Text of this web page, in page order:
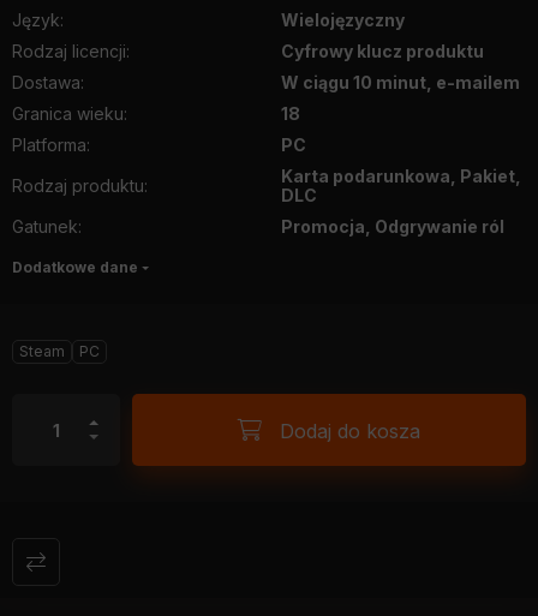
Język:
Wielojęzyczny
Rodzaj licencji:
Cyfrowy klucz produktu
Dostawa:
W ciągu 10 minut, e-mailem
Granica wieku:
18
Platforma:
PC
Rodzaj produktu:
Karta podarunkowa, Pakiet,
DLC
Gatunek: Promocja, Odgrywanie ról
Dodatkowe dane
Steam PC
Dodaj do kosza